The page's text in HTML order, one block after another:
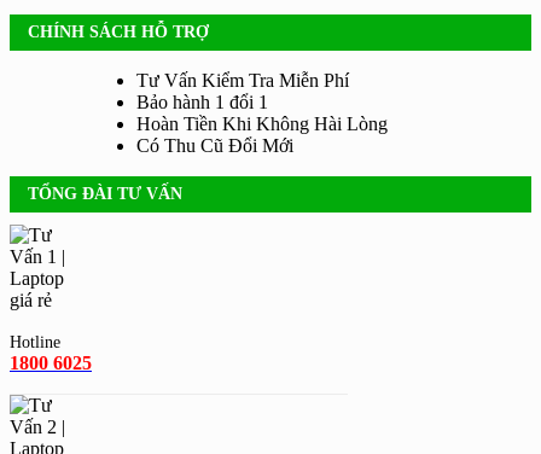
CHÍNH SÁCH HỖ TRỢ
Tư Vấn Kiểm Tra Miễn Phí
Bảo hành 1 đổi 1
Hoàn Tiền Khi Không Hài Lòng
Có Thu Cũ Đổi Mới
TỔNG ĐÀI TƯ VẤN
Hotline
1800 6025